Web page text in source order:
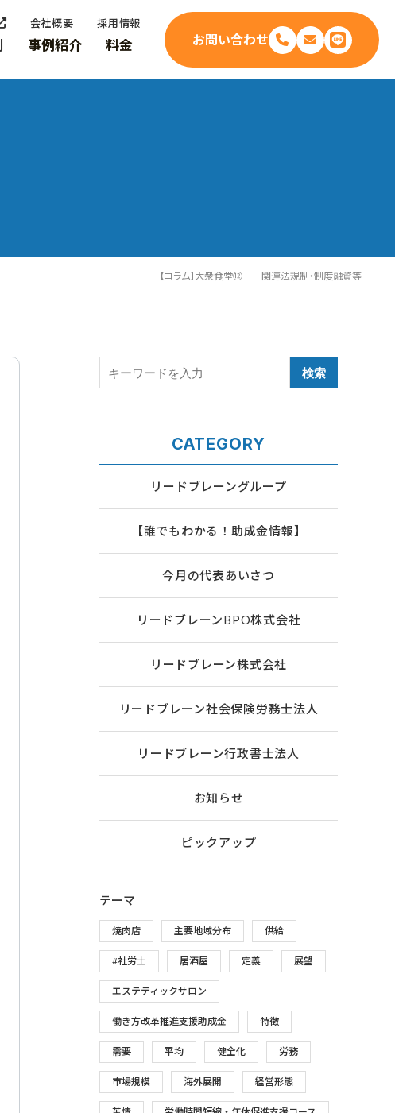
会社概要 採用情報
事例紹介 料金 お問い合わせ
【コラム】大衆食堂⑫ －関連法規制・制度融資等－
CATEGORY
リードブレーングループ
【誰でもわかる！助成金情報】
今月の代表あいさつ
リードブレーンBPO株式会社
リードブレーン株式会社
リードブレーン社会保険労務士法人
リードブレーン行政書士法人
お知らせ
ピックアップ
テーマ
焼肉店 主要地域分布 供給
#社労士 居酒屋 定義 展望
エステティックサロン
働き方改革推進支援助成金 特徴
需要 平均 健全化 労務
市場規模 海外展開 経営形態